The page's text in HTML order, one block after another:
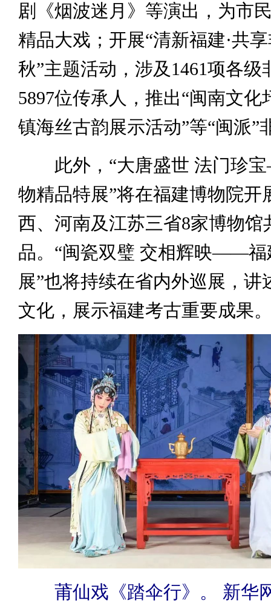
剧《烟波迷月》等演出，为市
精品大戏；开展“清新福建·共
秋”主题活动，涉及1461项各级
5897位传承人，推出“闽南文化
镇海丝古韵展示活动”等“闽派”
此外，“大唐盛世 法门珍
物精品特展”将在福建博物院开
西、河南及江苏三省8家博物馆
品。“闽瓷双璧 交相辉映——福
展”也将持续在省内外巡展，讲
文化，展示福建考古重要成果
莆仙戏《踏伞行》。 新华